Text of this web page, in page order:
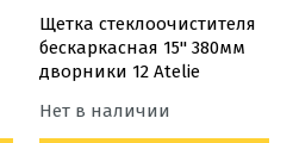
Щетка стеклоочистителя
бескаркасная 15'' 380мм
дворники 12 Atelie
Нет в наличии